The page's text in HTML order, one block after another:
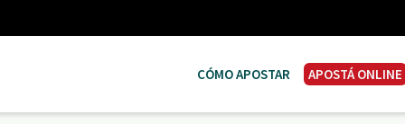
CÓMO APOSTAR APOSTÁ ONLINE